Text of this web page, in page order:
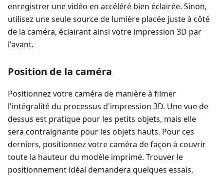
enregistrer une vidéo en accéléré bien éclairée. Sinon,
utilisez une seule source de lumière placée juste à côté
de la caméra, éclairant ainsi votre impression 3D par
l'avant.
Position de la caméra
Positionnez votre caméra de manière à filmer
l'intégralité du processus d'impression 3D. Une vue de
dessus est pratique pour les petits objets, mais elle
sera contraignante pour les objets hauts. Pour ces
derniers, positionnez votre caméra de façon à couvrir
toute la hauteur du modèle imprimé. Trouver le
positionnement idéal demandera quelques essais,